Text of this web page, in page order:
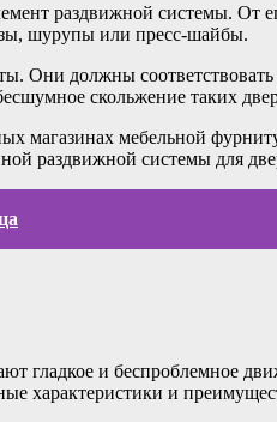
раздвижной системы. От
шурупы или пресс-шайбы.
Они должны
скольжение таких
магазинах мебельной
раздвижной системы для
гладкое и беспроблемное
характеристики и